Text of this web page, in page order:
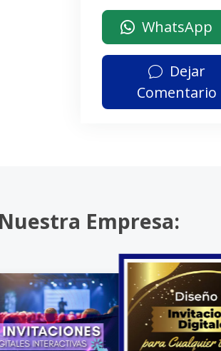
WhatsApp
Dejar
Comentario
Empresa: